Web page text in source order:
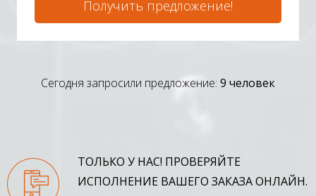
Получить предложение!
Сегодня запросили предложение: 9 человек
ТОЛЬКО У НАС! ПРОВЕРЯЙТЕ
ИСПОЛНЕНИЕ ВАШЕГО ЗАКАЗА ОНЛАЙН.